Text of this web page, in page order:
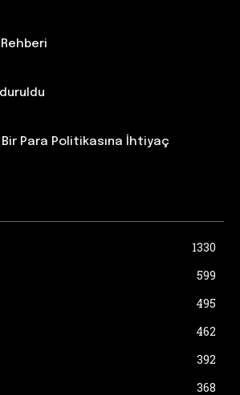
Bir Para Politikasına İhtiyaç
1330
599
495
462
392
368